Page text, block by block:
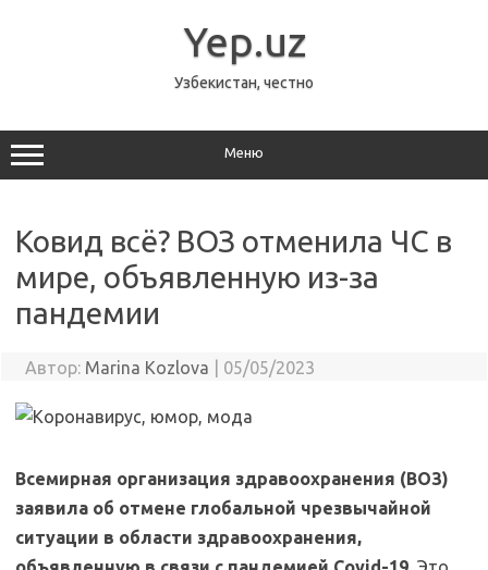
Yep.uz
Узбекистан, честно
Меню
Ковид всё? ВОЗ отменила ЧС в
мире, объявленную из-за
пандемии
Автор: Marina Kozlova 05/05/2023
Всемирная организация здравоохранения (ВОЗ)
заявила об отмене глобальной чрезвычайной
ситуации в области здравоохранения,